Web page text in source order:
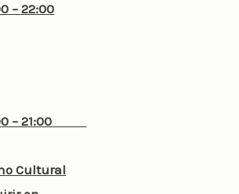
– 22:00
– 21:00
Cultural